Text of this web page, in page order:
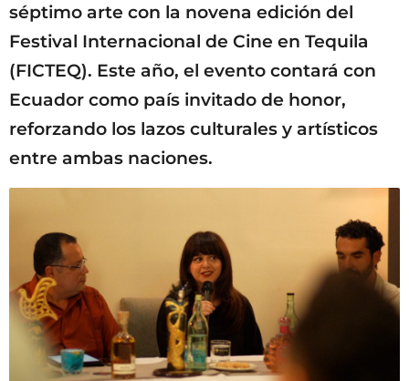
séptimo arte con la novena edición del
Festival Internacional de Cine en Tequila
(FICTEQ). Este año, el evento contará con
Ecuador como país invitado de honor,
reforzando los lazos culturales y artísticos
entre ambas naciones.